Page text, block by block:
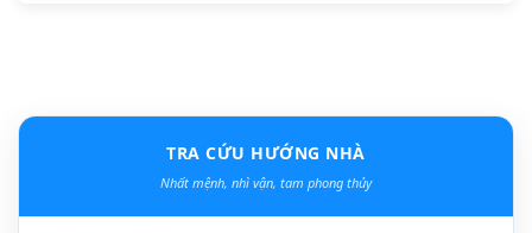
TRA CỨU HƯỚNG NHÀ
Nhất mệnh, nhì vận, tam phong thủy